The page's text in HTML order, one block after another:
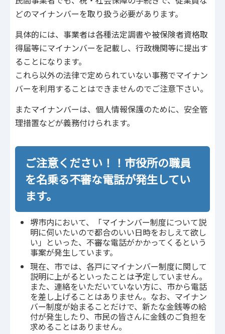
どのマイナンバーを取り扱う必要があります。
具体的には、事業者は各種法定調書や被保険者資格取
得届等にマイナンバーを記載し、行政機関等に提出す
ることになります。
これら以外の法律で定められていない事務でマイナン
バーを利用することはできませんのでご注意下さい。
またマイナンバーは、個人情報保護のために、安全管
理措置などが義務付けられます。
ご注意ください！！市役所の職員
を名乗る不審な電話が発生してい
ます。
堺市内において、「マイナンバー制度について説
明に伺いたいので都合のいい日時をおしえて欲し
い」といった、不審な電話がかかってくるという
事案が発生しています。
現在、市では、各戸にマイナンバー制度に関して
説明に上がるといったことは予定していません。
また、連絡をいただいていない方に、市から電話
を差し上げることはありません。なお、マイナン
バー制度が始まることだけで、新たな金銭等の給
付が発生したり、市民の皆さんに金銭のご負担を
求めることはありません。